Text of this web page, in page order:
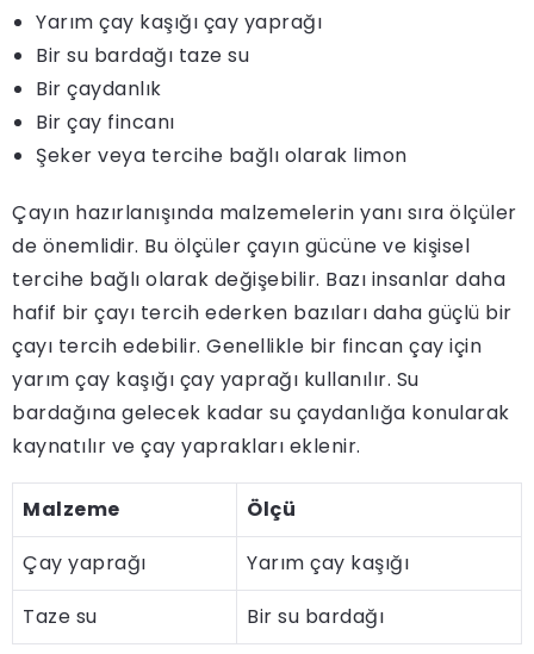
Yarım çay kaşığı çay yaprağı
Bir su bardağı taze su
Bir çaydanlık
Bir çay fincanı
Şeker veya tercihe bağlı olarak limon
Çayın hazırlanışında malzemelerin yanı sıra ölçüler
de önemlidir. Bu ölçüler çayın gücüne ve kişisel
tercihe bağlı olarak değişebilir. Bazı insanlar daha
hafif bir çayı tercih ederken bazıları daha güçlü bir
çayı tercih edebilir. Genellikle bir fincan çay için
yarım çay kaşığı çay yaprağı kullanılır. Su
bardağına gelecek kadar su çaydanlığa konularak
kaynatılır ve çay yaprakları eklenir.
Malzeme
Ölçü
Çay yaprağı
Yarım çay kaşığı
Taze su
Bir su bardağı